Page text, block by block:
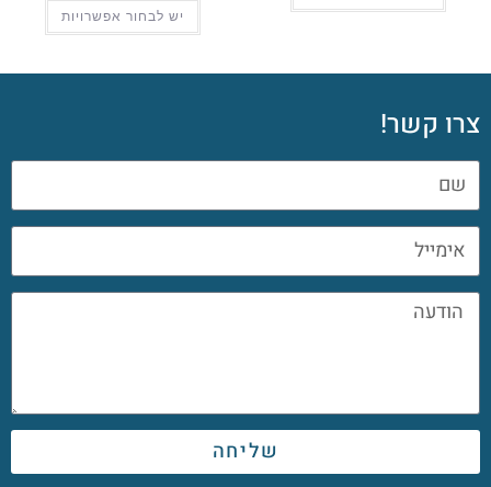
יש לבחור אפשרויות
צרו קשר!
שליחה